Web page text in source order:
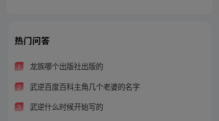
热门问答
1 龙族哪个出版社出版的
2 武逆百度百科主角几个老婆的名字
3 武逆什么时候开始写的